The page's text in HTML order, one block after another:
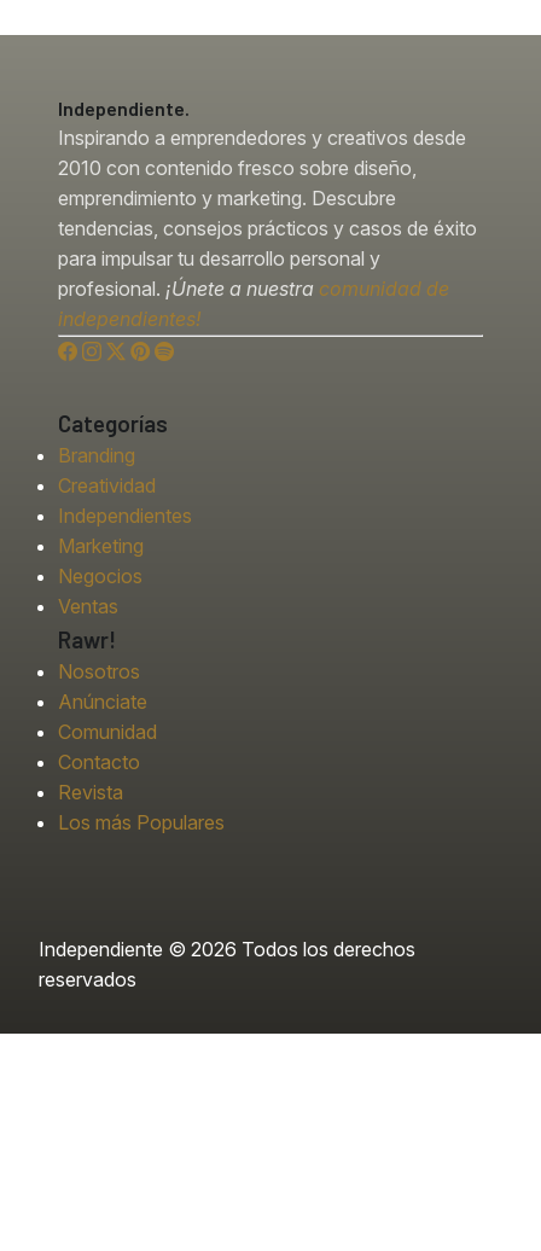
Independiente.
Inspirando a emprendedores y creativos desde
2010 con contenido fresco sobre diseño,
emprendimiento y marketing. Descubre
tendencias, consejos prácticos y casos de éxito
para impulsar tu desarrollo personal y
profesional. ¡Únete a nuestra comunidad de
independientes!
Categorías
Branding
Creatividad
Independientes
Marketing
Negocios
Ventas
Rawr!
Nosotros
Anúnciate
Comunidad
Contacto
Revista
Los más Populares
Independiente © 2026 Todos los derechos
reservados